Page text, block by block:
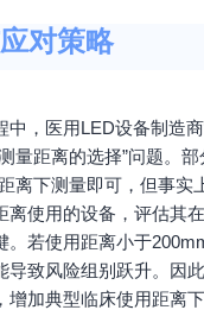
对策略
中，医用LED设备制造
量距离的选择”问题。
离下测量即可，但事实
离使用的设备，评估其
。若使用距离小于
导致风险组别跃升。因
增加典型临床使用距离